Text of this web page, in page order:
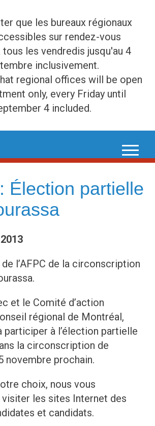
que les bureaux régionaux
sur rendez-vous
tous les vendredis jusqu'au 4
inclusivement.
regional offices will be open
only, every Friday until
4 included.
Élection partielle
l’AFPC de la circonscription
et le Comité d’action
régional de Montréal,
participer à l’élection partielle
la circonscription de
novembre prochain.
choix, nous vous
les sites Internet des
et candidats.